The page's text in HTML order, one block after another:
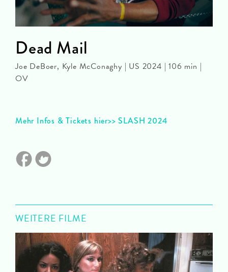
Mehr Infos & Tickets hier>> SLASH 2024
Dead Mail
Joe DeBoer, Kyle McConaghy | US 2024 | 106 min |
OV
WEITERE FILME